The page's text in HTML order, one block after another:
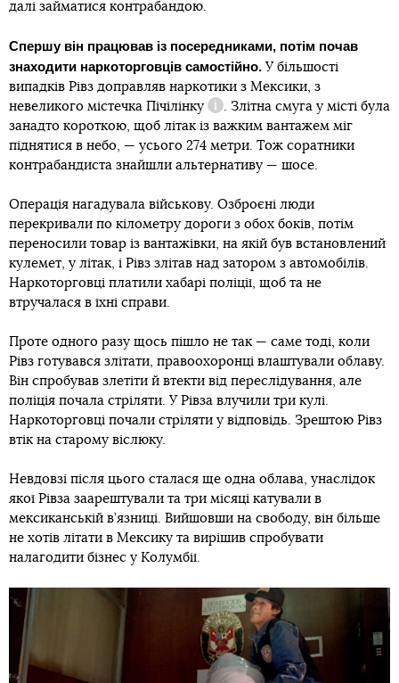
далі займатися контрабандою.
Спершу він працював із посередниками, потім почав
знаходити наркоторговців самостійно. У більшості
випадків Рівз доправляв наркотики з Мексики, з
невеликого містечка Пічілінку
Довідка
. Злітна смуга у місті була
занадто короткою, щоб літак із важким вантажем міг
піднятися в небо, — усього 274 метри. Тож соратники
контрабандиста знайшли альтернативу — шосе.
Операція нагадувала військову. Озброєні люди
перекривали по кілометру дороги з обох боків, потім
переносили товар із вантажівки, на якій був встановлений
кулемет, у літак, і Рівз злітав над затором з автомобілів.
Наркоторговці платили хабарі поліції, щоб та не
втручалася в їхні справи.
Проте одного разу щось пішло не так — саме тоді, коли
Рівз готувався злітати, правоохоронці влаштували облаву.
Він спробував злетіти й втекти від переслідування, але
поліція почала стріляти. У Рівза влучили три кулі.
Наркоторговці почали стріляти у відповідь. Зрештою Рівз
втік на старому віслюку.
Невдовзі після цього сталася ще одна облава, унаслідок
якої Рівза заарештували та три місяці катували в
мексиканській в’язниці. Вийшовши на свободу, він більше
не хотів літати в Мексику та вирішив спробувати
налагодити бізнес у Колумбії.